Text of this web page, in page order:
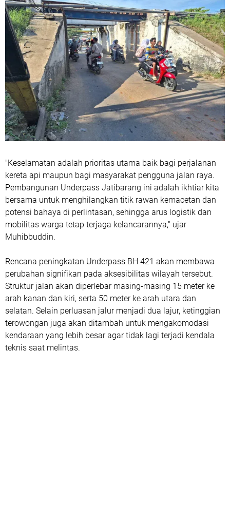
"Keselamatan adalah prioritas utama baik bagi perjalanan
kereta api maupun bagi masyarakat pengguna jalan raya.
Pembangunan Underpass Jatibarang ini adalah ikhtiar kita
bersama untuk menghilangkan titik rawan kemacetan dan
potensi bahaya di perlintasan, sehingga arus logistik dan
mobilitas warga tetap terjaga kelancarannya," ujar
Muhibbuddin.
Rencana peningkatan Underpass BH 421 akan membawa
perubahan signifikan pada aksesibilitas wilayah tersebut.
Struktur jalan akan diperlebar masing-masing 15 meter ke
arah kanan dan kiri, serta 50 meter ke arah utara dan
selatan. Selain perluasan jalur menjadi dua lajur, ketinggian
terowongan juga akan ditambah untuk mengakomodasi
kendaraan yang lebih besar agar tidak lagi terjadi kendala
teknis saat melintas.